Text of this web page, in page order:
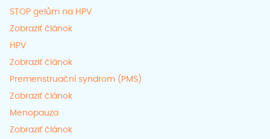
STOP gelům na HPV
Zobraziť článok
HPV
Zobraziť článok
Premenstruační syndrom (PMS)
Zobraziť článok
Menopauza
Zobraziť článok